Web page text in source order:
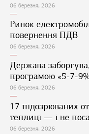
06 березня, 2026
Ринок
повернення ПДВ
06 березня, 2026
Держава
програмою «5-7-
06 березня, 2026
17 підозрюваних
теплиці — і не
06 березня, 2026